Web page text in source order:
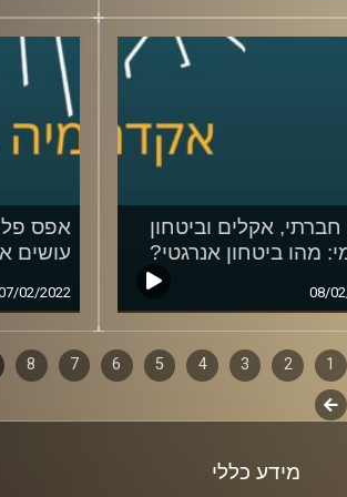
אקלים וביטחון
מהו ביטחון אנרגטי?
08/
אפס
עושים
02/2022
1
2
3
4
5
6
7
8
לשלב
מידע כללי